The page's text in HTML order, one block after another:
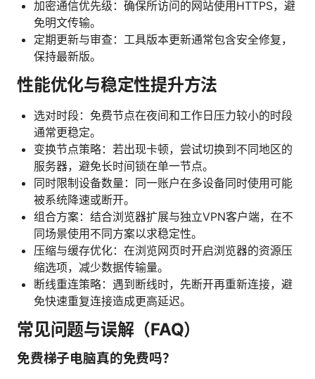
加密通信优先级：确保所访问的网站使用HTTPS，避
免明文传输。
定期更新与审查：工具版本更新通常包含安全修复，
保持最新版。
性能优化与稳定性提升方法
选对时段：免费节点在夜间和工作日压力较小的时段
通常更稳定。
变换节点策略：若出现卡顿，尝试切换到不同地区的
服务器，避免长时间锁在单一节点。
同时限制设备数量：同一账户在多设备同时使用可能
被系统降速或断开。
组合方案：结合浏览器扩展与独立VPN客户端，在不
同场景使用不同方案以求稳定性。
压缩与缓存优化：在浏览网页时开启浏览器的资源压
缩选项，减少数据传输量。
断线重连策略：遇到断线时，先断开再重新连接，避
免快速重复连接造成更高延迟。
常见问题与误解（FAQ）
免费梯子电脑真的免费吗？